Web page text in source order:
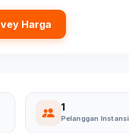
Harga
1
Pelanggan Instansi